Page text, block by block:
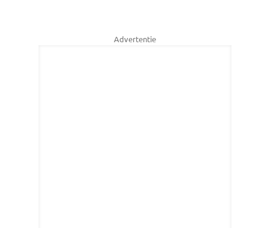
Advertentie